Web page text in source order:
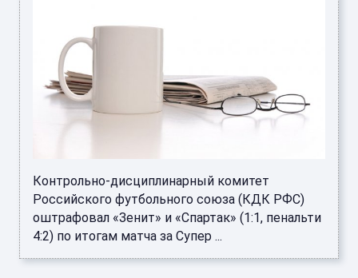
Контрольно-дисциплинарный комитет
Российского футбольного союза (КДК РФС)
оштрафовал «Зенит» и «Спартак» (1:1, пенальти
4:2) по итогам матча за Супер ...